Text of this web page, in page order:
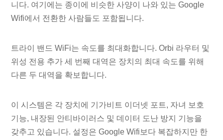
니다. 여기에는 종이에 비슷한 사양이 나와 있는 Google
Wifi에서 전환한 사람들도 포함됩니다.
트라이 밴드 WiFi는 속도를 최대화합니다. Orbi 라우터 및
위성 전용 추가 세 번째 대역은 장치의 최대 속도를 위해
다른 두 대역을 확보합니다.
이 시스템은 각 장치에 기가비트 이더넷 포트, 자녀 보호
기능, 내장된 안티바이러스 및 데이터 도난 방지 기능을
갖추고 있습니다. 설정은 Google Wifi보다 복잡하지만 한